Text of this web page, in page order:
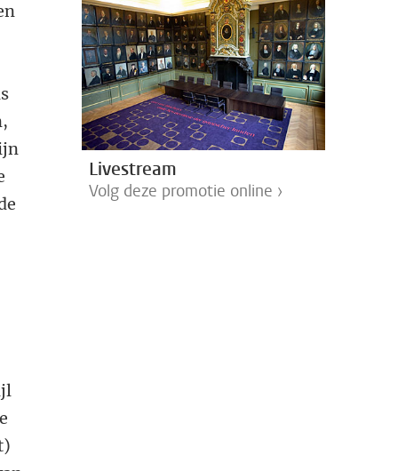
Livestream
Volg deze promotie online ›